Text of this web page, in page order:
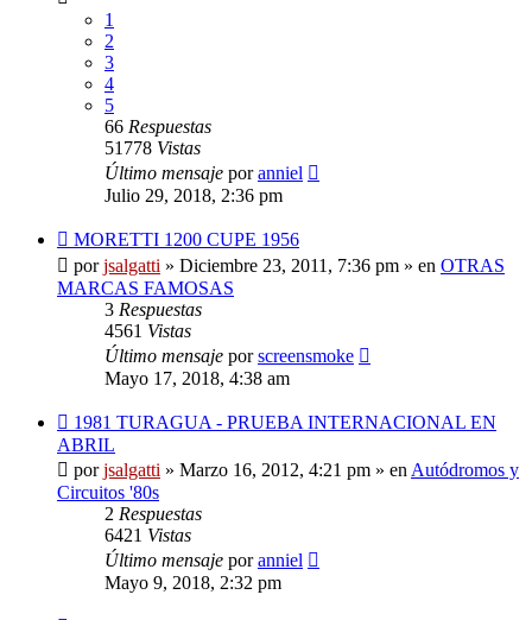
1
2
3
4
5
66 Respuestas
51778 Vistas
Último mensaje poranniel
Julio 29, 2018, 2:36 pm
Nuevo
mensaje
MORETTI 1200 CUPE 1956
porjsalgatti » Diciembre 23, 2011, 7:36 pm » en OTRAS
MARCAS FAMOSAS
3 Respuestas
4561 Vistas
Último mensaje porscreensmoke
Mayo 17, 2018, 4:38 am
Nuevo
mensaje
1981 TURAGUA - PRUEBA INTERNACIONAL EN
ABRIL
porjsalgatti » Marzo 16, 2012, 4:21 pm » en Autódromos y
Circuitos '80s
2 Respuestas
6421 Vistas
Último mensaje poranniel
Mayo 9, 2018, 2:32 pm